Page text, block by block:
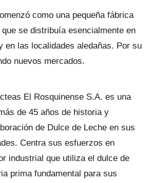
como una pequeña fábrica
se distribuía esencialmente en
en las localidades aledañas. Por su
nuevos mercados.
El Rosquinense S.A. es una
de 45 años de historia y
de Dulce de Leche en sus
Centra sus esfuerzos en
industrial que utiliza el dulce de
prima fundamental para sus